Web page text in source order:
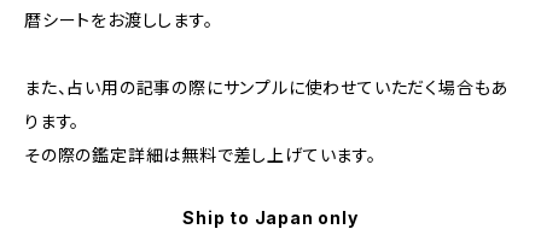
暦シートをお渡しします。
また、占い用の記事の際にサンプルに使わせていただく場合もあ
ります。
その際の鑑定詳細は無料で差し上げています。
Ship to Japan only